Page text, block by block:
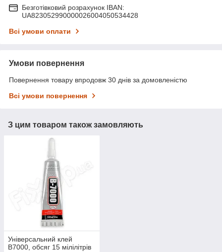
Безготівковий розрахунок IBAN:
UA823052990000026004050534428
Всі умови оплати
Умови повернення
Повернення товару впродовж 30 днів за домовленістю
Всі умови повернення
З цим товаром також замовляють
Універсальний клей
B7000, обсяг 15 мілілітрів